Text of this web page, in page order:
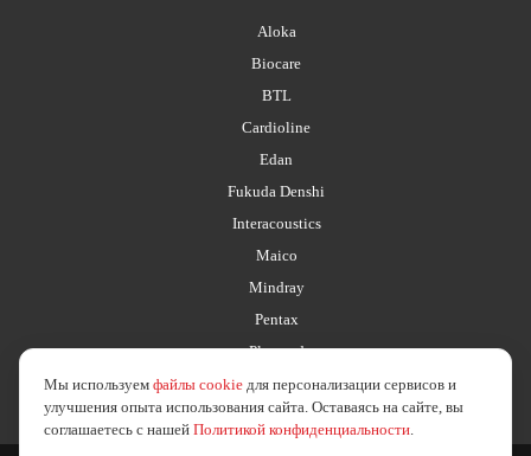
Aloka
Biocare
BTL
Cardioline
Edan
Fukuda Denshi
Interacoustics
Maico
Mindray
Pentax
Planmed
Мы используем файлы cookie для персонализации сервисов и
улучшения опыта использования сайта. Оставаясь на сайте, вы
соглашаетесь с нашей Политикой конфиденциальности.